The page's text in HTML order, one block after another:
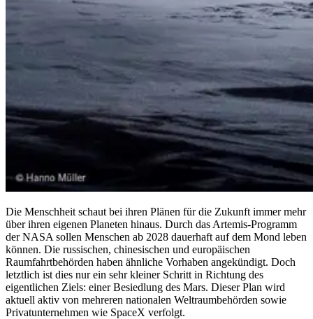
Die Menschheit schaut bei ihren Plänen für die Zukunft immer mehr
über ihren eigenen Planeten hinaus. Durch das Artemis-Programm
der NASA sollen Menschen ab 2028 dauerhaft auf dem Mond leben
können. Die russischen, chinesischen und europäischen
Raumfahrtbehörden haben ähnliche Vorhaben angekündigt. Doch
letztlich ist dies nur ein sehr kleiner Schritt in Richtung des
eigentlichen Ziels: einer Besiedlung des Mars. Dieser Plan wird
aktuell aktiv von mehreren nationalen Weltraumbehörden sowie
Privatunternehmen wie SpaceX verfolgt.